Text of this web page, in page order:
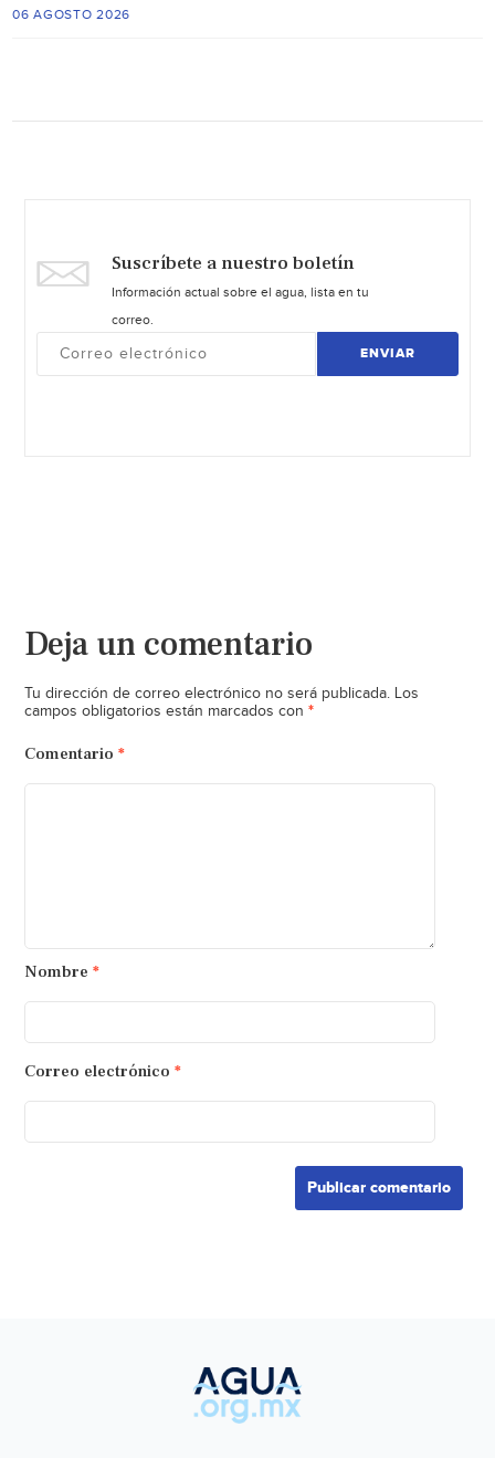
06 AGOSTO 2026
Suscríbete a nuestro boletín
Información actual sobre el agua, lista en tu
correo.
ENVIAR
Deja un comentario
Tu dirección de correo electrónico no será publicada. Los
campos obligatorios están marcados con *
Comentario *
Nombre *
Correo electrónico *